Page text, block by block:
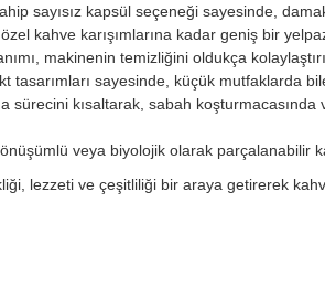
sayısız kapsül seçeneği sayesinde,
kahve karışımlarına kadar geniş bir
makinenin temizliğini oldukça
tasarımları sayesinde, küçük mutfaklarda
sürecini kısaltarak, sabah koşturmacasında
veya biyolojik olarak parçalanabilir
lezzeti ve çeşitliliği bir araya getirerek